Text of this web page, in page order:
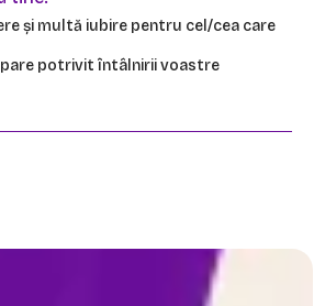
și multă iubire pentru cel/cea care
potrivit întâlnirii voastre